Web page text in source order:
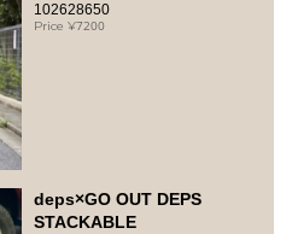
102628650
7200
deps×GO OUT DEPS
STACKABLE